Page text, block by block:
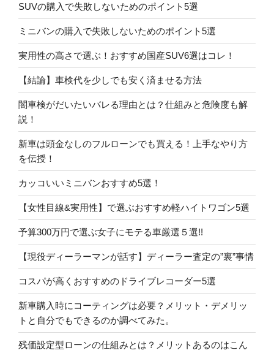
SUVの購入で失敗しないためのポイント5選
ミニバンの購入で失敗しないためのポイント5選
実用性の高さで選ぶ！おすすめ国産SUV6選はコレ！
【結論】車検代を少しでも安く済ませる方法
闇車検がだいたいバレる理由とは？仕組みと危険度も解
説！
新車は頭金なしのフルローンでも買える！上手なやり方
を伝授！
カッコいいミニバンおすすめ5選！
【女性目線&実用性】で選ぶおすすめ軽ハイトワゴン5選
予算300万円で選ぶ女子にモテる車厳選５選!!
【現役ディーラーマンが話す】ディーラー査定の”裏”事情
コスパが高くおすすめのドライブレコーダー5選
新車購入時にコーティングは必要？メリット・デメリッ
トと自分でもできるのか調べてみた。
残価設定型ローンの仕組みとは？メリットあるのはこん